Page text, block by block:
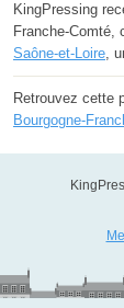
KingPressing
Franche-Comté,
Saône-et-Loire,
Retrouvez cette
Bourgogne-